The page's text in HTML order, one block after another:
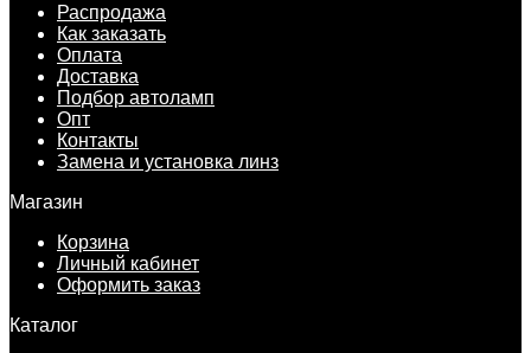
Распродажа
Как заказать
Оплата
Доставка
Подбор автоламп
Опт
Контакты
Замена и установка линз
Магазин
Корзина
Личный кабинет
Оформить заказ
Каталог